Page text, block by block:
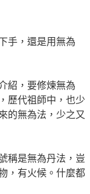
手，還是用無為
紹，要修煉無為
歷代祖師中，也少
的無為法，少之又
稱是無為丹法，豈
，有火候。什麼都